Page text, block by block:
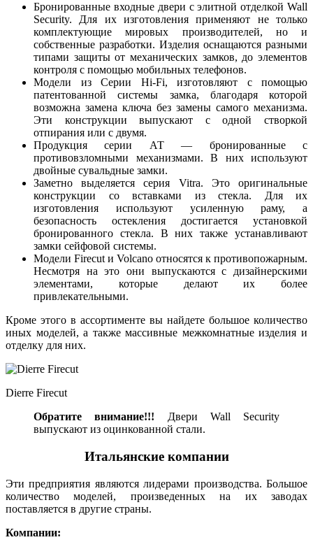
Бронированные входные двери с элитной отделкой Wall
Security. Для их изготовления применяют не только
комплектующие мировых производителей, но и
собственные разработки. Изделия оснащаются разными
типами защиты от механических замков, до элементов
контроля с помощью мобильных телефонов.
Модели из Серии Hi-Fi, изготовляют с помощью
патентованной системы замка, благодаря которой
возможна замена ключа без замены самого механизма.
Эти конструкции выпускают с одной створкой
отпирания или с двумя.
Продукциясерии АТ — бронированные с
противовзломными механизмами. В них используют
двойные сувальдные замки.
Заметно выделяется серия Vitra. Это оригинальные
конструкции со вставками из стекла. Для их
изготовления используют усиленную раму, а
безопасность остекления достигается установкой
бронированного стекла. В них также устанавливают
замки сейфовой системы.
Модели Firecut и Volcano относятся к противопожарным.
Несмотря на это они выпускаются с дизайнерскими
элементами, которые делают их более
привлекательными.
Кроме этого в ассортименте вы найдете большое количество
иных моделей, а также массивные межкомнатные изделия и
отделку для них.
Dierre Firecut
Обратите внимание!!! Двери Wall Security
выпускают из оцинкованной стали.
Итальянские компании
Эти предприятия являются лидерами производства. Большое
количество моделей, произведенных на их заводах
поставляется в другие страны.
Компании: